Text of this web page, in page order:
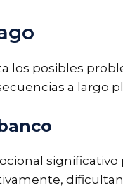
los posibles
a largo
significativo